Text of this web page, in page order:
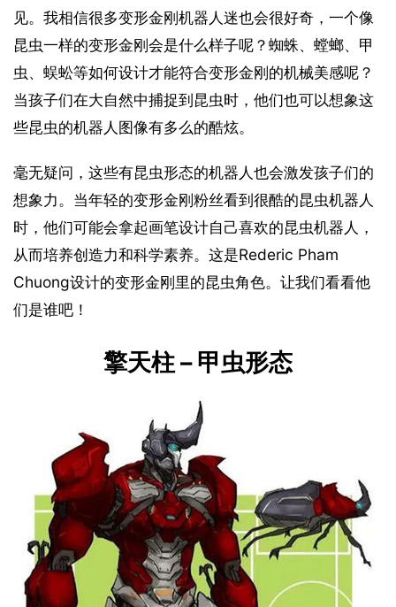
见。我相信很多变形金刚机器人迷也会很好奇，一个像
昆虫一样的变形金刚会是什么样子呢？蜘蛛、螳螂、甲
虫、蜈蚣等如何设计才能符合变形金刚的机械美感呢？
当孩子们在大自然中捕捉到昆虫时，他们也可以想象这
些昆虫的机器人图像有多么的酷炫。
毫无疑问，这些有昆虫形态的机器人也会激发孩子们的
想象力。当年轻的变形金刚粉丝看到很酷的昆虫机器人
时，他们可能会拿起画笔设计自己喜欢的昆虫机器人，
从而培养创造力和科学素养。这是Rederic Pham
Chuong设计的变形金刚里的昆虫角色。让我们看看他
们是谁吧！
擎天柱 – 甲虫形态